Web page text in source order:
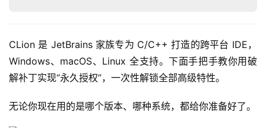
CLion 是 JetBrains 家族专为 C/C++ 打造的跨平台 IDE，
Windows、macOS、Linux 全支持。下面手把手教你用破
解补丁实现“永久授权”，一次性解锁全部高级特性。
无论你现在用的是哪个版本、哪种系统，都给你准备好了。